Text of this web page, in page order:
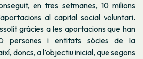
en tres setmanes, 10 milions
al capital social voluntari.
gràcies a les aportacions que han
persones i entitats sòcies de la
doncs, a l’objectiu inicial, que segons